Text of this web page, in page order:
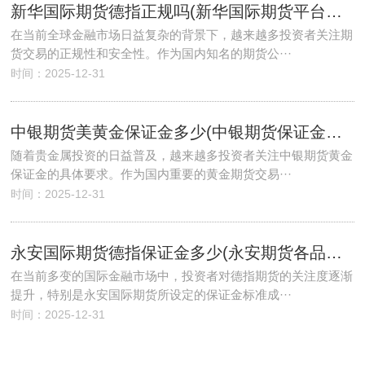
新华国际期货德指正规吗(新华国际期货平台正规吗)
在当前全球金融市场日益复杂的背景下，越来越多投资者关注期
货交易的正规性和安全性。作为国内知名的期货公···
时间：2025-12-31
中银期货美黄金保证金多少(中银期货保证金比例)
随着贵金属投资的日益普及，越来越多投资者关注中银期货黄金
保证金的具体要求。作为国内重要的黄金期货交易···
时间：2025-12-31
永安国际期货德指保证金多少(永安期货各品种保证金)
在当前多变的国际金融市场中，投资者对德指期货的关注度逐渐
提升，特别是永安国际期货所设定的保证金标准成···
时间：2025-12-31